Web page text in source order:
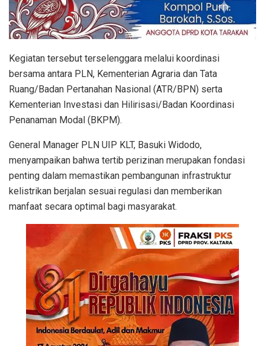
Kegiatan tersebut terselenggara melalui koordinasi
bersama antara PLN, Kementerian Agraria dan Tata
Ruang/Badan Pertanahan Nasional (ATR/BPN) serta
Kementerian Investasi dan Hilirisasi/Badan Koordinasi
Penanaman Modal (BKPM).
General Manager PLN UIP KLT, Basuki Widodo,
menyampaikan bahwa tertib perizinan merupakan fondasi
penting dalam memastikan pembangunan infrastruktur
kelistrikan berjalan sesuai regulasi dan memberikan
manfaat secara optimal bagi masyarakat.